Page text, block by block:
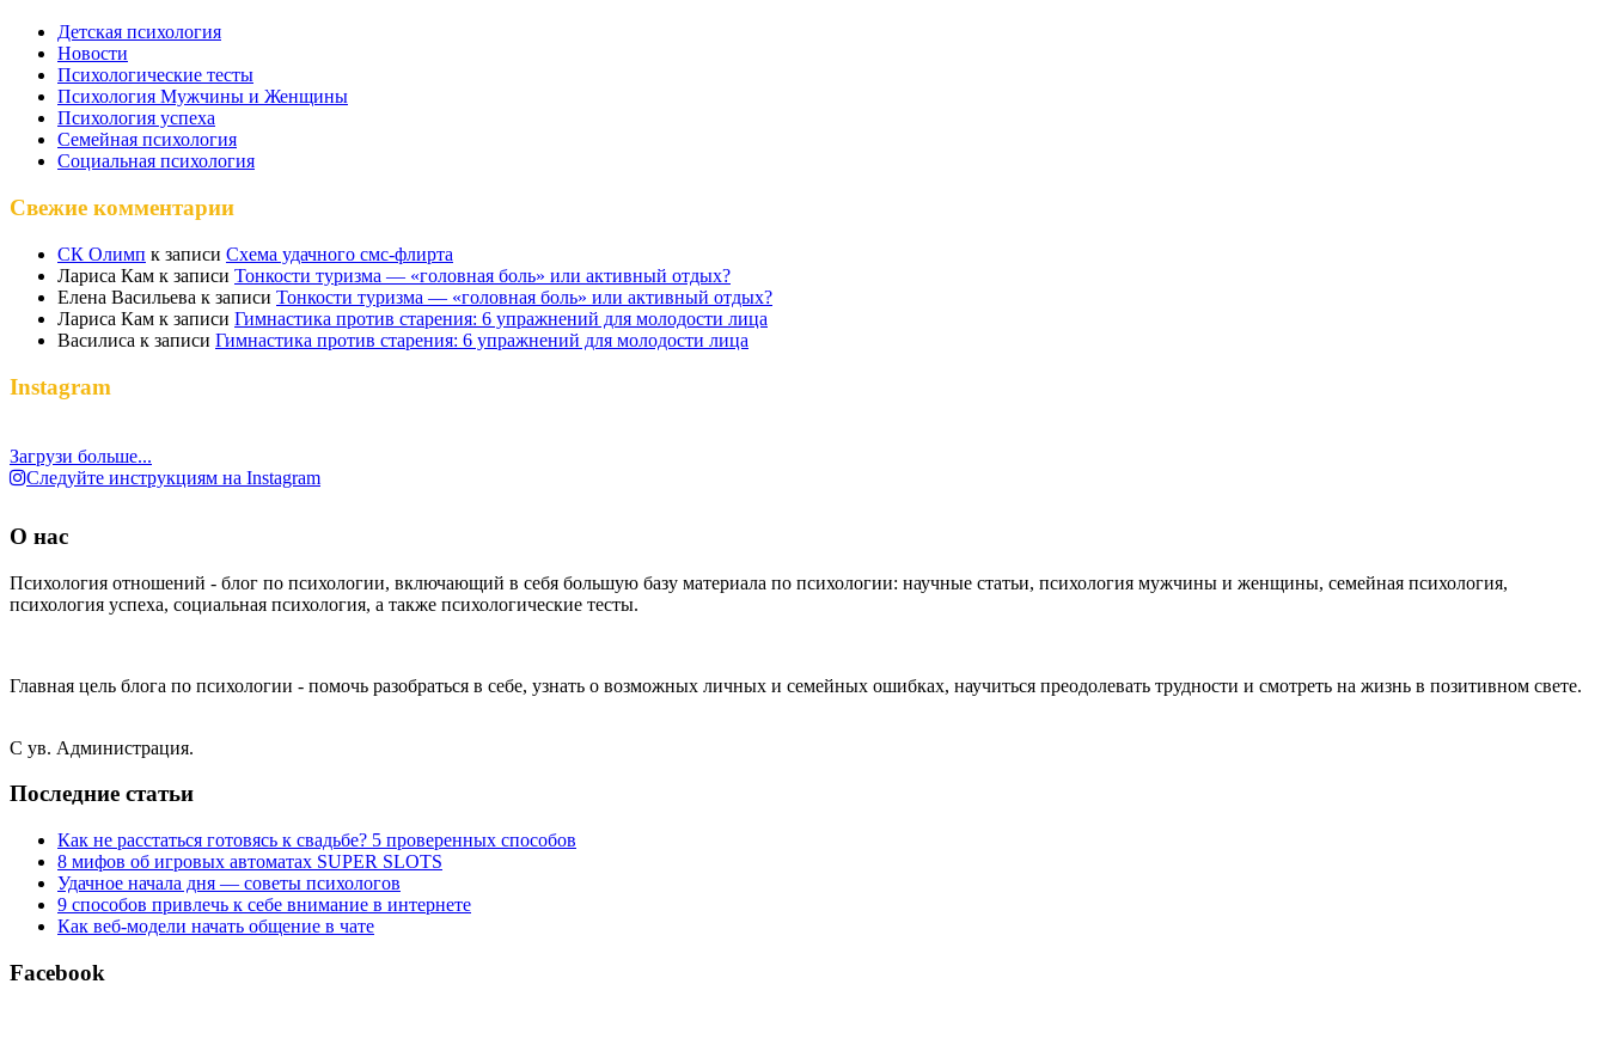
Детская психология
Новости
Психологические тесты
Психология Мужчины и Женщины
Психология успеха
Семейная психология
Социальная психология
Свежие комментарии
СК Олимп к записи Схема удачного смс-флирта
Лариса Кам к записи Тонкости туризма — «головная боль» или активный отдых?
Елена Васильева к записи Тонкости туризма — «головная боль» или активный отдых?
Лариса Кам к записи Гимнастика против старения: 6 упражнений для молодости лица
Василиса к записи Гимнастика против старения: 6 упражнений для молодости лица
Instagram
Загрузи больше...
Следуйте инструкциям на Instagram
О нас
Психология отношений - блог по психологии, включающий в себя большую базу материала по психологии: научные статьи, психология мужчины и женщины, семейная психология,
психология успеха, социальная психология, а также психологические тесты.
Главная цель блога по психологии - помочь разобраться в себе, узнать о возможных личных и семейных ошибках, научиться преодолевать трудности и смотреть на жизнь в позитивном свете.
С ув. Администрация.
Последние статьи
Как не расстаться готовясь к свадьбе? 5 проверенных способов
8 мифов об игровых автоматах SUPER SLOTS
Удачное начала дня — советы психологов
9 способов привлечь к себе внимание в интернете
Как веб-модели начать общение в чате
Facebook